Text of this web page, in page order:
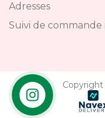
Adresses
Suivi de commande
Copyright